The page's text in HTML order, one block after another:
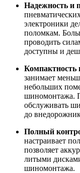
Надежность и
электроники
поломкам.
проводить
доступны и
Компактность
занимает
небольших
шиномонтажа.
обслуживать
до
Полный
настраивает
позволяет
литыми
шиномонтажа.